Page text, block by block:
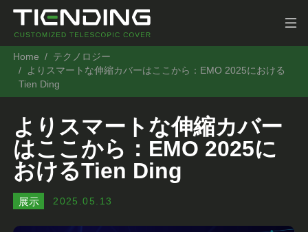
Home
テクノロジー
よりスマートな伸縮カバーはここから：EMO 2025における
Tien Ding
よりスマートな伸縮カバー
はここから：EMO 2025に
おけるTien Ding
2025.05.13
展示